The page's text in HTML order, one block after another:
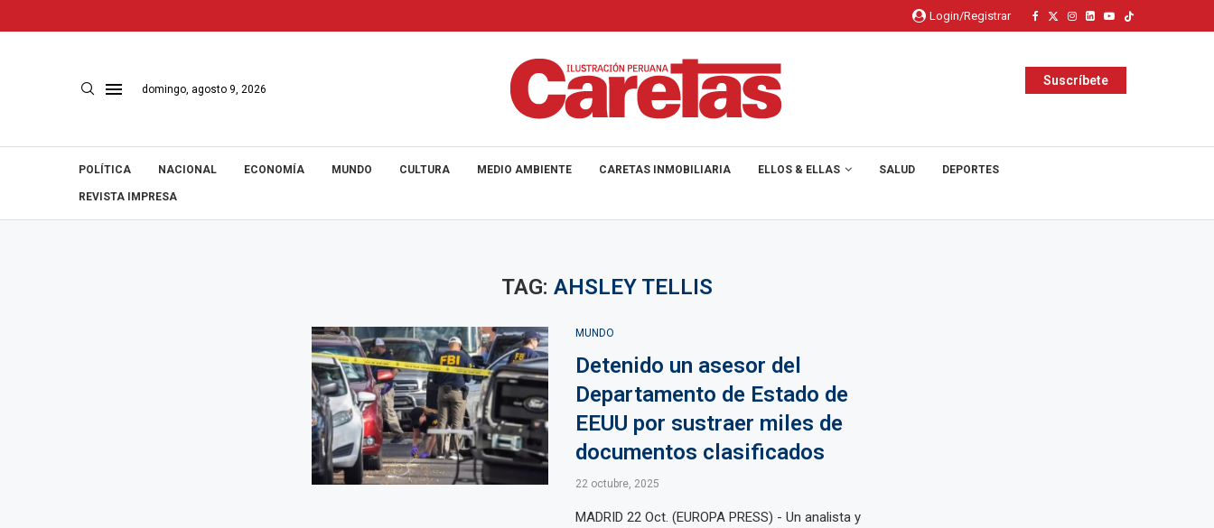
Login/Registrar
domingo, agosto 9, 2026
Suscríbete
POLÍTICA NACIONAL ECONOMÍA MUNDO CULTURA MEDIO AMBIENTE CARETAS INMOBILIARIA ELLOS & ELLAS SALUD DEPORTES
REVISTA IMPRESA
TAG: AHSLEY TELLIS
MUNDO
Detenido un asesor del
Departamento de Estado de
EEUU por sustraer miles de
documentos clasificados
22 octubre, 2025
MADRID 22 Oct. (EUROPA PRESS) - Un analista y